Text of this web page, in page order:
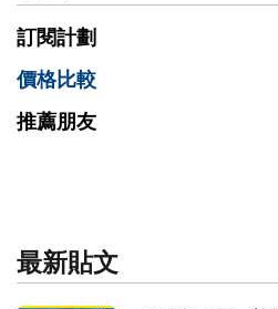
訂閱計劃
價格比較
推薦朋友
最新貼文